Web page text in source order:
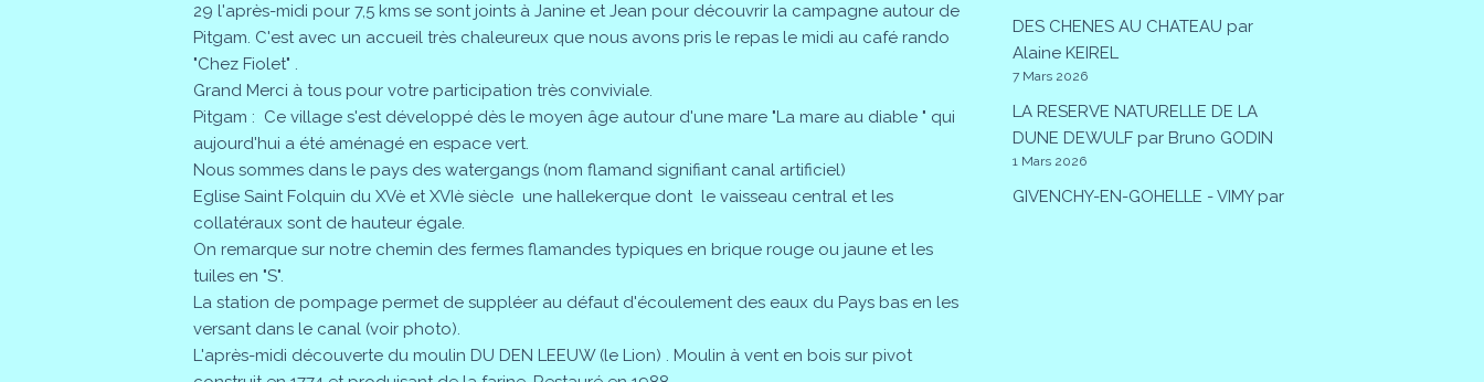
29 l'après-midi pour 7,5 kms se sont joints à Janine et Jean pour découvrir la campagne autour de
Pitgam. C'est avec un accueil très chaleureux que nous avons pris le repas le midi au café rando
"Chez Fiolet" .
Grand Merci à tous pour votre participation très conviviale.
Pitgam : Ce village s'est développé dès le moyen âge autour d'une mare "La mare au diable " qui
aujourd'hui a été aménagé en espace vert.
Nous sommes dans le pays des watergangs (nom flamand signifiant canal artificiel)
Eglise Saint Folquin du XVè et XVIè siècle une hallekerque dont le vaisseau central et les
collatéraux sont de hauteur égale.
On remarque sur notre chemin des fermes flamandes typiques en brique rouge ou jaune et les
tuiles en "S".
La station de pompage permet de suppléer au défaut d'écoulement des eaux du Pays bas en les
versant dans le canal (voir photo).
L'après-midi découverte du moulin DU DEN LEEUW (le Lion) . Moulin à vent en bois sur pivot
DES CHENES AU CHATEAU par
Alaine KEIREL
7 Mars 2026
LA RESERVE NATURELLE DE LA
DUNE DEWULF par Bruno GODIN
1 Mars 2026
GIVENCHY-EN-GOHELLE - VIMY par